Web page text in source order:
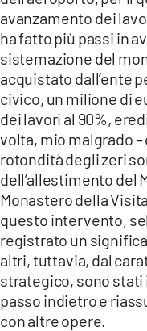
avanzamento dei
ha fatto più passi in
sistemazione del
acquistato dall’ente
civico, un milione di
dei lavori al 90%,
volta, mio malgrado
rotondità degli zeri
dell’allestimento del
Monastero della
questo intervento,
registrato un
altri, tuttavia, dal
strategico, sono stati
passo indietro e
con altre opere.